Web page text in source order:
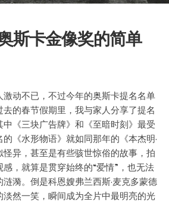
斯卡金像奖的简单
动不已，不过今年的奥斯卡提名名单
的春节假期里，我与家人分享了提名
《三块广告牌》和《至暗时刻》最受
的《水形物语》就如同那年的《本杰明·
异，甚至是有些骇世惊俗的故事，拍
，就算是贯穿始终的“爱情”，也无法
漪。倒是科恩嫂弗兰西斯·麦克多蒙德
然一笑，瞬间成为全片中最明亮的光